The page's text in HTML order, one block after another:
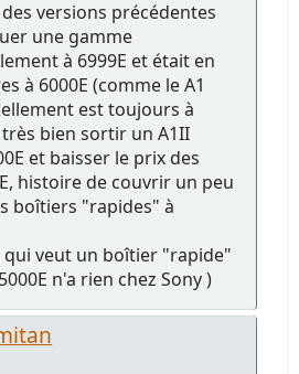
versions précédentes
une gamme
à 6999E et était en
à 6000E (comme le A1
est toujours à
très bien sortir un A1II
et baisser le prix des
histoire de couvrir un peu
boîtiers "rapides" à
veut un boîtier "rapide"
n'a rien chez Sony )